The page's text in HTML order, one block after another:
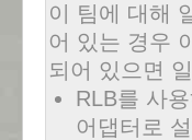
이 팀에 대해
어 있는 경우
되어 있으면
RLB를 사
어댑터로